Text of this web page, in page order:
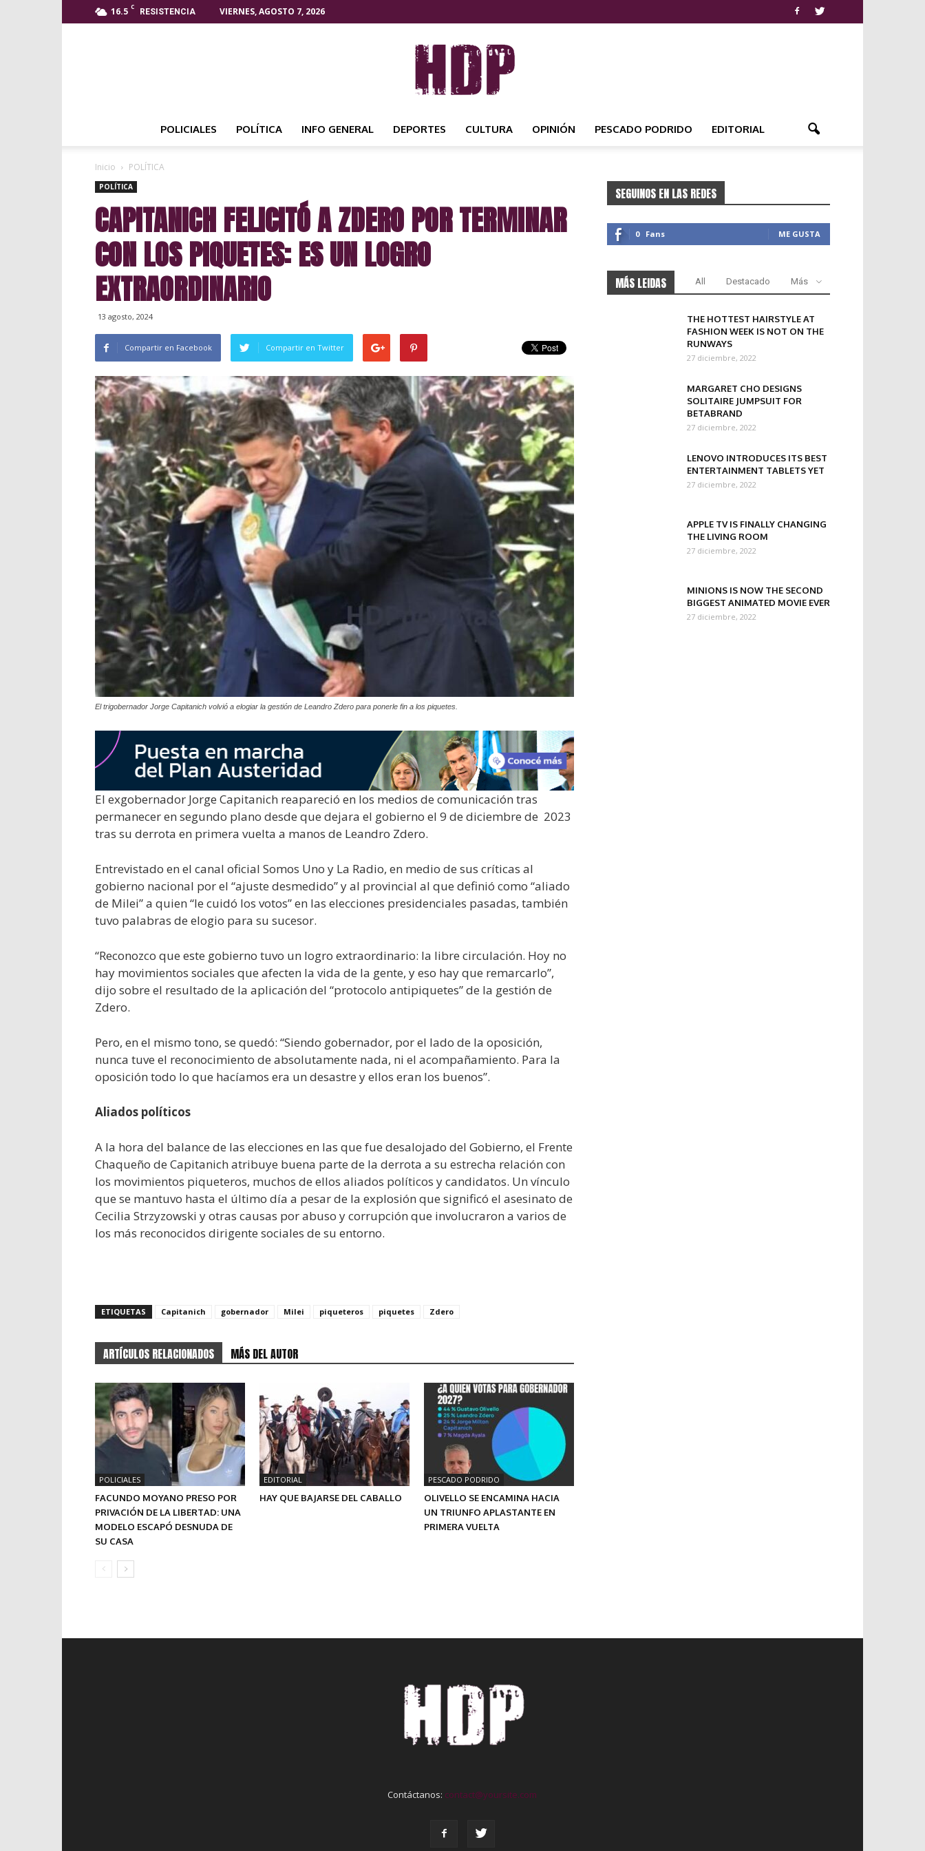
16.5 C
RESISTENCIA VIERNES, AGOSTO 7, 2026
NOTICIAS
POLICIALES POLÍTICA INFO GENERAL DEPORTES CULTURA OPINIÓN PESCADO PODRIDO EDITORIAL
Inicio POLÍTICA
POLÍTICA
CAPITANICH FELICITÓ A ZDERO POR TERMINAR
CON LOS PIQUETES: ES UN LOGRO
EXTRAORDINARIO
13 agosto, 2024
Compartir en Facebook Compartir en Twitter
El trigobernador Jorge Capitanich volvió a elogiar la gestión de Leandro Zdero para ponerle fin a los piquetes.
El exgobernador Jorge Capitanich reapareció en los medios de comunicación tras
permanecer en segundo plano desde que dejara el gobierno el 9 de diciembre de 2023
tras su derrota en primera vuelta a manos de Leandro Zdero.
Entrevistado en el canal oficial Somos Uno y La Radio, en medio de sus críticas al
gobierno nacional por el “ajuste desmedido” y al provincial al que definió como “aliado
de Milei” a quien “le cuidó los votos” en las elecciones presidenciales pasadas, también
tuvo palabras de elogio para su sucesor.
“Reconozco que este gobierno tuvo un logro extraordinario: la libre circulación. Hoy no
hay movimientos sociales que afecten la vida de la gente, y eso hay que remarcarlo”,
dijo sobre el resultado de la aplicación del “protocolo antipiquetes” de la gestión de
Zdero.
Pero, en el mismo tono, se quedó: “Siendo gobernador, por el lado de la oposición,
nunca tuve el reconocimiento de absolutamente nada, ni el acompañamiento. Para la
oposición todo lo que hacíamos era un desastre y ellos eran los buenos”.
Aliados políticos
A la hora del balance de las elecciones en las que fue desalojado del Gobierno, el Frente
Chaqueño de Capitanich atribuye buena parte de la derrota a su estrecha relación con
los movimientos piqueteros, muchos de ellos aliados políticos y candidatos. Un vínculo
que se mantuvo hasta el último día a pesar de la explosión que significó el asesinato de
Cecilia Strzyzowski y otras causas por abuso y corrupción que involucraron a varios de
los más reconocidos dirigente sociales de su entorno.
ETIQUETAS Capitanich gobernador Milei piqueteros piquetes Zdero
ARTÍCULOS RELACIONADOS MÁS DEL AUTOR
POLICIALES
FACUNDO MOYANO PRESO POR
PRIVACIÓN DE LA LIBERTAD: UNA
MODELO ESCAPÓ DESNUDA DE
SU CASA
EDITORIAL
HAY QUE BAJARSE DEL CABALLO
PESCADO PODRIDO
OLIVELLO SE ENCAMINA HACIA
UN TRIUNFO APLASTANTE EN
PRIMERA VUELTA
SEGUINOS EN LAS REDES
0 Fans ME GUSTA
MÁS LEIDAS All Destacado Más
THE HOTTEST HAIRSTYLE AT
FASHION WEEK IS NOT ON THE
RUNWAYS
27 diciembre, 2022
MARGARET CHO DESIGNS
SOLITAIRE JUMPSUIT FOR
BETABRAND
27 diciembre, 2022
LENOVO INTRODUCES ITS BEST
ENTERTAINMENT TABLETS YET
27 diciembre, 2022
APPLE TV IS FINALLY CHANGING
THE LIVING ROOM
27 diciembre, 2022
MINIONS IS NOW THE SECOND
BIGGEST ANIMATED MOVIE EVER
27 diciembre, 2022
Contáctanos: contact@yoursite.com